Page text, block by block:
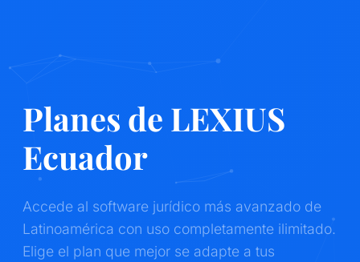
Planes de LEXIUS
Ecuador
Accede al software jurídico más avanzado de
Latinoamérica con uso completamente ilimitado.
Elige el plan que mejor se adapte a tus